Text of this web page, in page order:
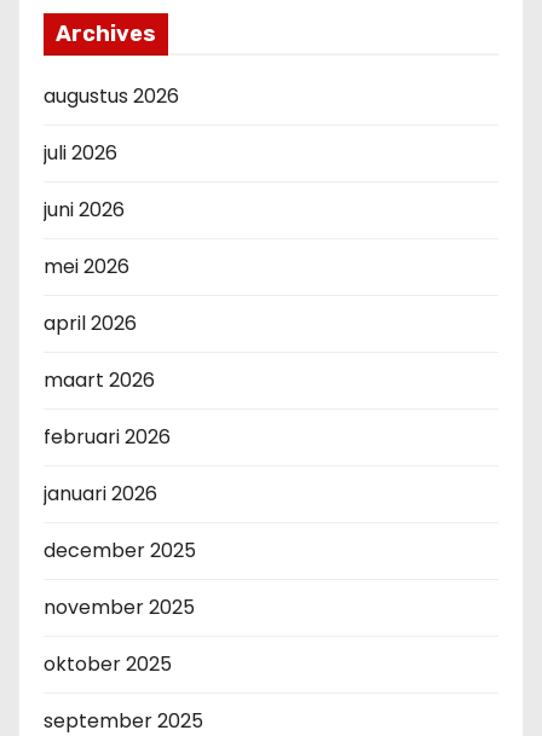
Archives
augustus 2026
juli 2026
juni 2026
mei 2026
april 2026
maart 2026
februari 2026
januari 2026
december 2025
november 2025
oktober 2025
september 2025